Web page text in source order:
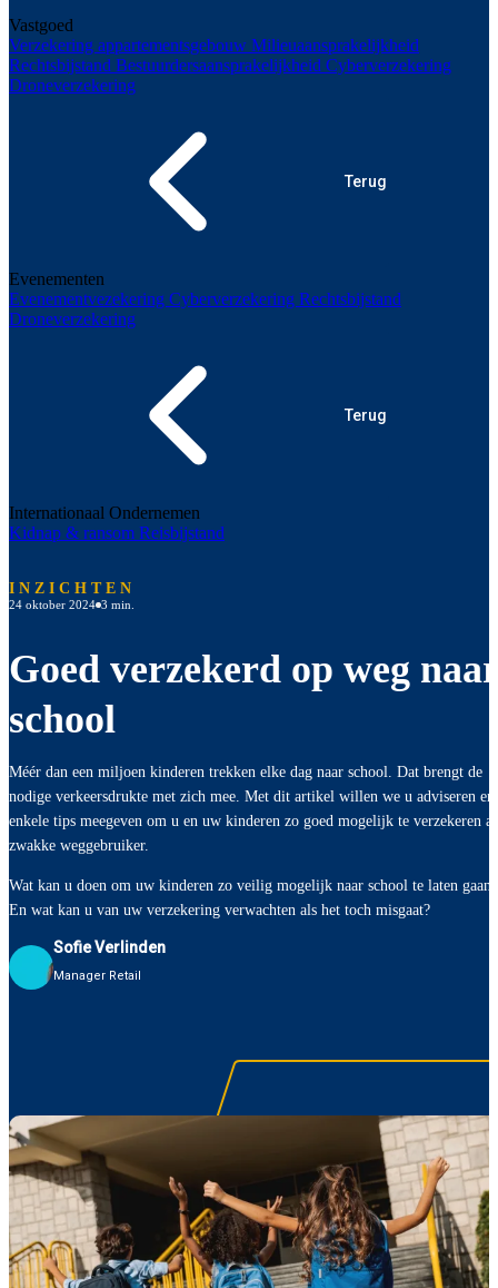
Vastgoed
Verzekering appartementsgebouw Milieuaansprakelijkheid
Rechtsbijstand Bestuurdersaansprakelijkheid Cyberverzekering
Droneverzekering
Terug
Evenementen
Evenementvezekering Cyberverzekering Rechtsbijstand
Droneverzekering
Terug
Internationaal Ondernemen
Kidnap & ransom Reisbijstand
INZICHTEN
24 oktober 2024 3 min.
Goed verzekerd op weg naar
school
Méér dan een miljoen kinderen trekken elke dag naar school. Dat brengt de
nodige verkeersdrukte met zich mee. Met dit artikel willen we u adviseren en
enkele tips meegeven om u en uw kinderen zo goed mogelijk te verzekeren
zwakke weggebruiker.
Wat kan u doen om uw kinderen zo veilig mogelijk naar school te laten gaan?
En wat kan u van uw verzekering verwachten als het toch misgaat?
Sofie Verlinden
Manager Retail